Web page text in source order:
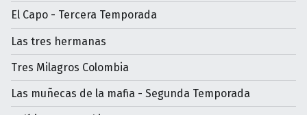
El Capo - Tercera Temporada
Las tres hermanas
Tres Milagros Colombia
Las muñecas de la mafia - Segunda Temporada